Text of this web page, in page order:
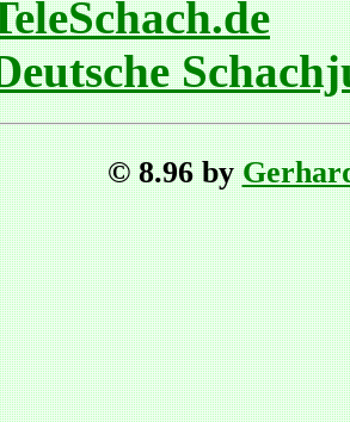
© 8.96 by